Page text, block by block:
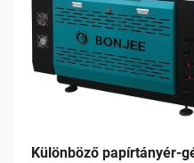
Különböző papírtányér-